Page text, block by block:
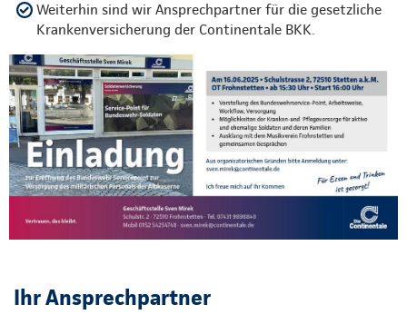
Weiterhin sind wir Ansprechpartner für die gesetzliche
Krankenversicherung der Continentale BKK.
Ihr Ansprechpartner